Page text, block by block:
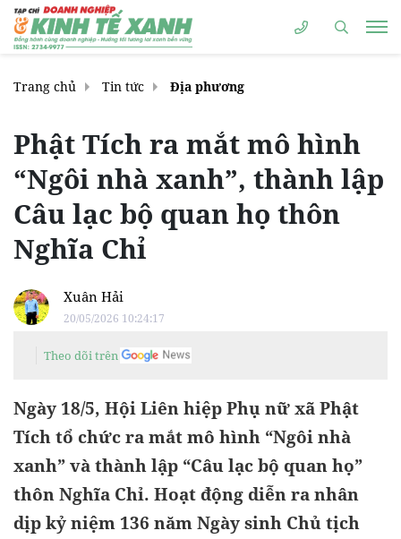
Trang chủ Tin tức Địa phương
Phật Tích ra mắt mô hình
“Ngôi nhà xanh”, thành lập
Câu lạc bộ quan họ thôn
Nghĩa Chỉ
Xuân Hải
20/05/2026 10:24:17
Theo dõi trên
Ngày 18/5, Hội Liên hiệp Phụ nữ xã Phật
Tích tổ chức ra mắt mô hình “Ngôi nhà
xanh” và thành lập “Câu lạc bộ quan họ”
thôn Nghĩa Chỉ. Hoạt động diễn ra nhân
dịp kỷ niệm 136 năm Ngày sinh Chủ tịch